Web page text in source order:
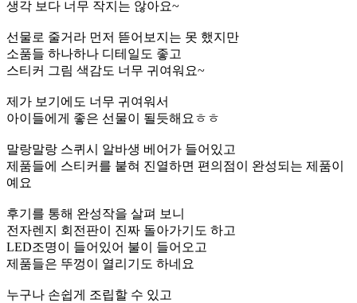
생각 보다 너무 작지는 않아요~
선물로 줄거라 먼저 뜯어보지는 못 했지만
소품들 하나하나 디테일도 좋고
스티커 그림 색감도 너무 귀여워요~
제가 보기에도 너무 귀여워서
아이들에게 좋은 선물이 될듯해요ㅎㅎ
말랑말랑 스퀴시 알바생 베어가 들어있고
제품들에 스티커를 붙혀 진열하면 편의점이 완성되는 제품이
예요
후기를 통해 완성작을 살펴 보니
전자렌지 회전판이 진짜 돌아가기도 하고
LED조명이 들어있어 불이 들어오고
제품들은 뚜껑이 열리기도 하네요
누구나 손쉽게 조립할 수 있고